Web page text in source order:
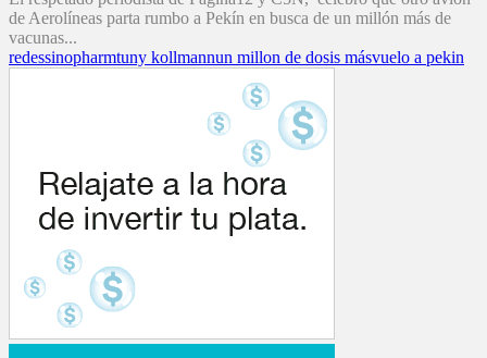
de Aerolíneas parta rumbo a Pekín en busca de un millón más de
vacunas...
redessinopharmtuny kollmannun millon de dosis másvuelo a pekin